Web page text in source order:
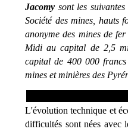
Jacomy sont les
Société des mines, hauts
anonyme des mines de
Midi au capital de 2,5
capital de 400 000
mines et minières des
L'évolution technique et
difficultés sont nées avec